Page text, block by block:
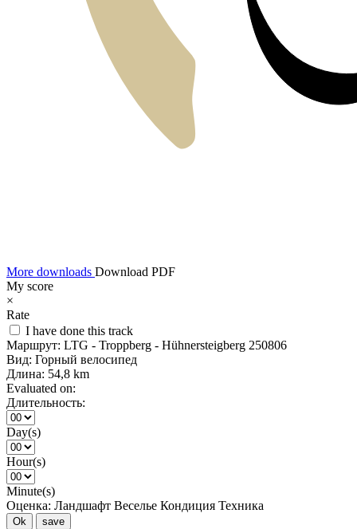
More downloads Download PDF
My score
×
Rate
I have done this track
Маршрут: LTG - Troppberg - Hühnersteigberg 250806
Вид: Горный велосипед
Длина: 54,8 km
Evaluated on:
Длительность:
Day(s)
Hour(s)
Minute(s)
Оценка: Ландшафт Веселье Кондиция Техника
Ok save